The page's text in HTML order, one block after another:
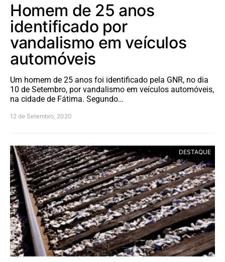
Homem de 25 anos
identificado por
vandalismo em veículos
automóveis
Um homem de 25 anos foi identificado pela GNR, no dia
10 de Setembro, por vandalismo em veículos automóveis,
na cidade de Fátima. Segundo…
12 de Setembro, 2020
DESTAQUE